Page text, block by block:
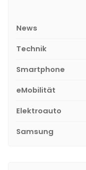
News
Technik
Smartphone
eMobilität
Elektroauto
Samsung